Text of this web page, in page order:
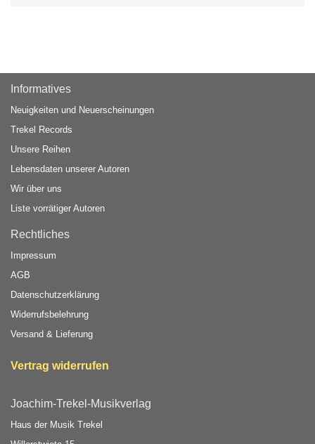
Informatives
Neuigkeiten und Neuerscheinungen
Trekel Records
Unsere Reihen
Lebensdaten unserer Autoren
Wir über uns
Liste vorrätiger Autoren
Rechtliches
Impressum
AGB
Datenschutzerklärung
Widerrufsbelehrung
Versand & Lieferung
Vertrag widerrufen
Joachim-Trekel-Musikverlag
Haus der Musik Trekel